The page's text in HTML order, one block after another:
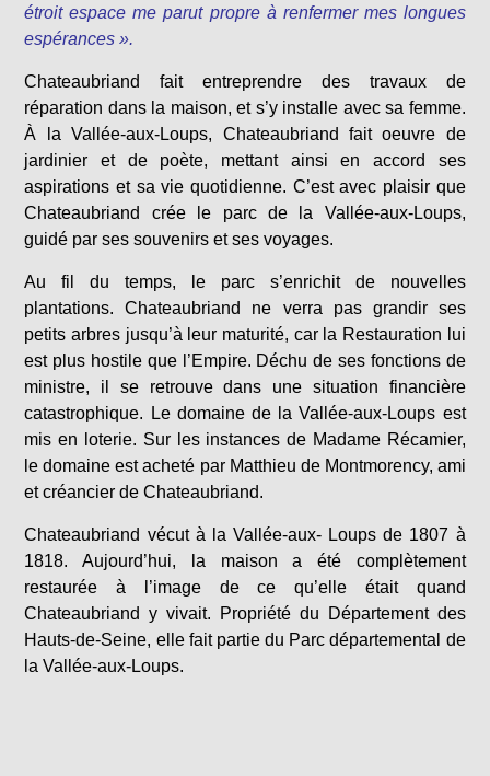
étroit espace me parut propre à renfermer mes longues
espérances ».
Chateaubriand fait entreprendre des travaux de
réparation dans la maison, et s’y installe avec sa femme.
À la Vallée-aux-Loups, Chateaubriand fait oeuvre de
jardinier et de poète, mettant ainsi en accord ses
aspirations et sa vie quotidienne. C’est avec plaisir que
Chateaubriand crée le parc de la Vallée-aux-Loups,
guidé par ses souvenirs et ses voyages.
Au fil du temps, le parc s’enrichit de nouvelles
plantations. Chateaubriand ne verra pas grandir ses
petits arbres jusqu’à leur maturité, car la Restauration lui
est plus hostile que l’Empire. Déchu de ses fonctions de
ministre, il se retrouve dans une situation financière
catastrophique. Le domaine de la Vallée-aux-Loups est
mis en loterie. Sur les instances de Madame Récamier,
le domaine est acheté par Matthieu de Montmorency, ami
et créancier de Chateaubriand.
Chateaubriand vécut à la Vallée-aux- Loups de 1807 à
1818. Aujourd’hui, la maison a été complètement
restaurée à l’image de ce qu’elle était quand
Chateaubriand y vivait. Propriété du Département des
Hauts-de-Seine, elle fait partie du Parc départemental de
la Vallée-aux-Loups.